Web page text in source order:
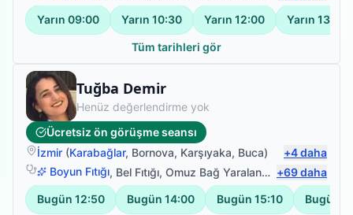
Yarın 09:00 Yarın 10:30 Yarın 12:00 Yarın 13:30
Tüm tarihleri gör
Tuğba Demir
Fizyoterapist
Henüz değerlendirme yok
Ücretsiz ön görüşme seansı
İzmir (Karabağlar, Bornova, Karşıyaka, Buca) +4daha
Boyun Fıtığı, Bel Fıtığı, Omuz Bağ Yaralanması ,Sırt Ağrısı
+69daha
Bugün 12:50 Bugün 14:00 Bugün 15:10 Bugün